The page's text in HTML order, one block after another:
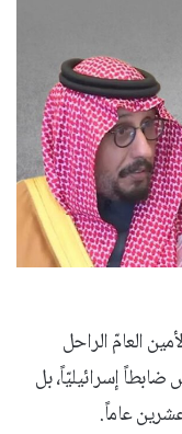
العامّ الراحل
إسرائيليّاً، بل
عاماً.